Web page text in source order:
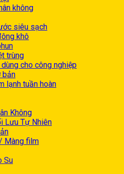
không
siêu sạch
khô
trùng
cho công nghiệp
bản
lạnh tuần hoàn
Không
Lưu Tự Nhiên
Màng film
Su